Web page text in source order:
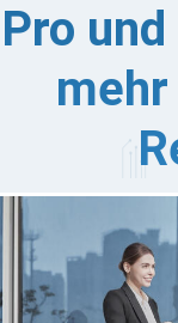
Pro
hat ein
neue
und eine
Generation) und